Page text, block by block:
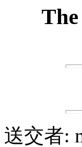
送交者: